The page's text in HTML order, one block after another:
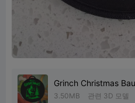
Grinch Christmas
3.50MB 관련 3D 모델